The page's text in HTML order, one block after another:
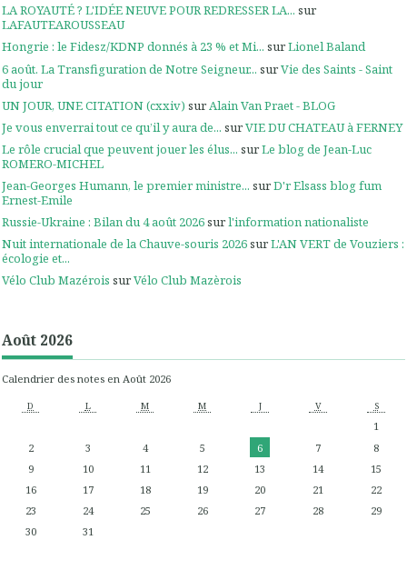
LA ROYAUTÉ ? L'IDÉE NEUVE POUR REDRESSER LA... sur
LAFAUTEAROUSSEAU
Hongrie : le Fidesz/KDNP donnés à 23 % et Mi... surLionel Baland
6 août. La Transfiguration de Notre Seigneur... surVie des Saints - Saint
du jour
UN JOUR, UNE CITATION (cxxiv) surAlain Van Praet - BLOG
Je vous enverrai tout ce qu’il y aura de... surVIE DU CHATEAU à FERNEY
Le rôle crucial que peuvent jouer les élus... surLe blog de Jean-Luc
ROMERO-MICHEL
Jean-Georges Humann, le premier ministre... surD'r Elsass blog fum
Ernest-Emile
Russie-Ukraine : Bilan du 4 août 2026surl'information nationaliste
Nuit internationale de la Chauve-souris 2026surL'AN VERT de Vouziers :
écologie et...
Vélo Club Mazérois surVélo Club Mazèrois
Août 2026
Calendrier des notes en Août 2026
D L M M J V S
1
2
3 4 5 6 7
8
9
10 11 12 13 14
15
16
17 18 19 20 21
22
23
24 25 26 27 28
29
30
31